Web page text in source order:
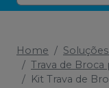
Home
Trava de
Kit Trava de